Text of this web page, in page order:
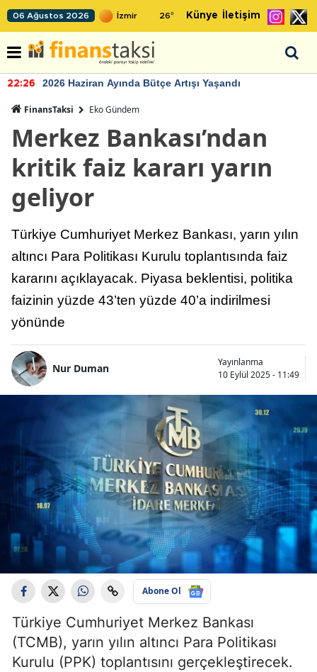
06 Ağustos 2026 26° Künye İletişim
22:26 2026 Haziran Ayında Bütçe Artışı Yaşandı
FinansTaksi Eko Gündem
Merkez Bankası’ndan
kritik faiz kararı yarın
geliyor
Türkiye Cumhuriyet Merkez Bankası, yarın yılın
altıncı Para Politikası Kurulu toplantısında faiz
kararını açıklayacak. Piyasa beklentisi, politika
faizinin yüzde 43’ten yüzde 40’a indirilmesi
yönünde
Nur Duman
Yayınlanma
10 Eylül 2025 - 11:49
Abone Ol
Türkiye Cumhuriyet Merkez Bankası
(TCMB), yarın yılın altıncı Para Politikası
Kurulu (PPK) toplantısını gerçekleştirecek.